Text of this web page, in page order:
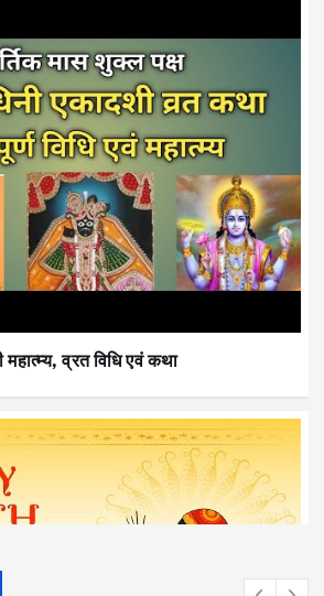
महात्म्य, व्रत विधि एवं कथा